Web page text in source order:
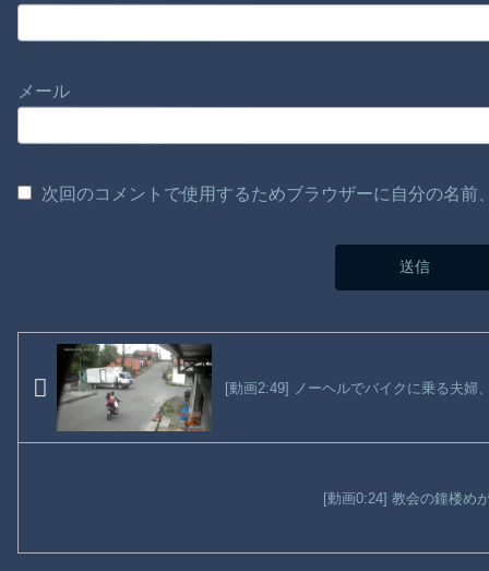
メール
次回のコメントで使用するためブラウザーに自分の名
[動画2:49] ノーヘルでバイクに乗る夫婦
[動画0:24] 教会の鐘楼め